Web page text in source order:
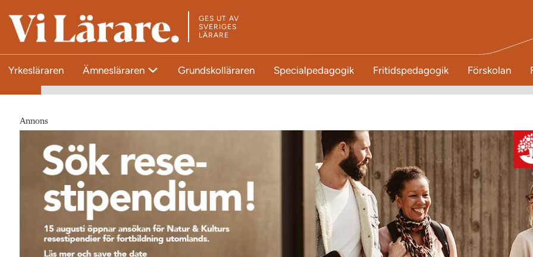
T
l
l
GES UT AV
SVERIGES
LÄRARE
Yrkesläraren Ämnesläraren Grundskolläraren Specialpedagogik Fritidspedagogik Förskolan
Annons